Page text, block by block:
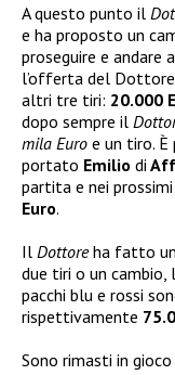
A questo punto il
e ha proposto un
proseguire e andare
l’offerta del
altri tre tiri: 20.000
dopo sempre il
mila Euro e un tiro.
portato Emilio di
partita e nei
Euro.
Il Dottoreha fatto un
due tiri o un cambio,
pacchi blu e rossi
rispettivamente
Sono rimasti in